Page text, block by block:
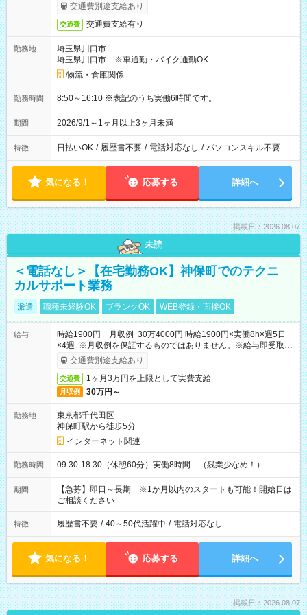
交通費別途支給あり
交通費 交通費支給有り
勤務地
埼玉県川口市
埼玉県川口市 ※車通勤・バイク通勤OK
物流・倉庫関係
勤務時間 8:50～16:10 ※表記のうち実働6時間です。
期間 2026/9/1～1ヶ月以上3ヶ月未満
特徴 日払いOK / 履歴書不要 / 電話対応なし / パソコンスキル不要
気になる！ 応募する 詳細へ
掲載日：2026.08.07
未読
＜電話なし＞【在宅勤務OK】神保町でのテクニ
カルサポート業務
派遣 職種未経験OK ブランクOK WEB登録・面接OK
給与
時給1900円 月収例 30万4000円 時給1900円×実働8h×週5日
×4週 ※月収例を保証するものではありません。※給与即受取り
サービス利用可（利用条件有）
交通費別途支給あり
交通費 1ヶ月3万円を上限として実費支給
月収例 30万円～
勤務地
東京都千代田区
神保町駅から徒歩5分
インターネット関連
勤務時間 09:30-18:30（休憩60分）実働8時間 （残業少なめ！）
期間
【急募】即日～長期 ※1か月以内のスタートも可能！開始日は
ご相談ください
特徴 履歴書不要 / 40～50代活躍中 / 電話対応なし
気になる！ 応募する 詳細へ
掲載日：2026.08.07